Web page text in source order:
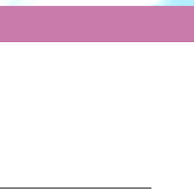
입학원서접수
다문화교육복지대학원